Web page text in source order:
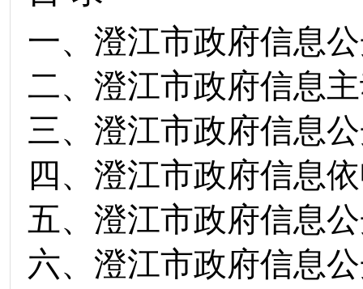
一、澄江市政府信息
二、澄江市政府信息
三、澄江市政府信息
四、澄江市政府信息
五、澄江市政府信息
六、澄江市政府信息